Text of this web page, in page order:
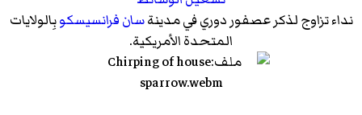
نداء تزاوج لذكر عصفور دوري في مدينةسان فرانسيسكوبِالولايات
المتحدة الأمريكية.